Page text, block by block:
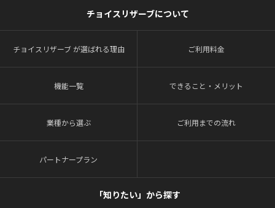
チョイスリザーブについて
チョイスリザーブ が選ばれる理由 ご利用料金
機能一覧 できること・メリット
業種から選ぶ ご利用までの流れ
パートナープラン
「知りたい」から探す